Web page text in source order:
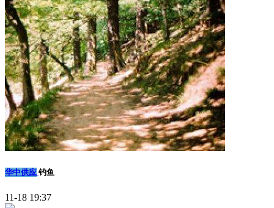
华中供应 钓鱼
11-18 19:37